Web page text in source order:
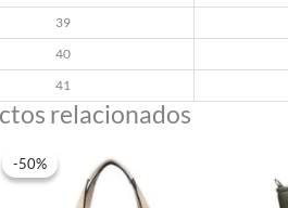
39
40
41
relacionados
-50%
-50%